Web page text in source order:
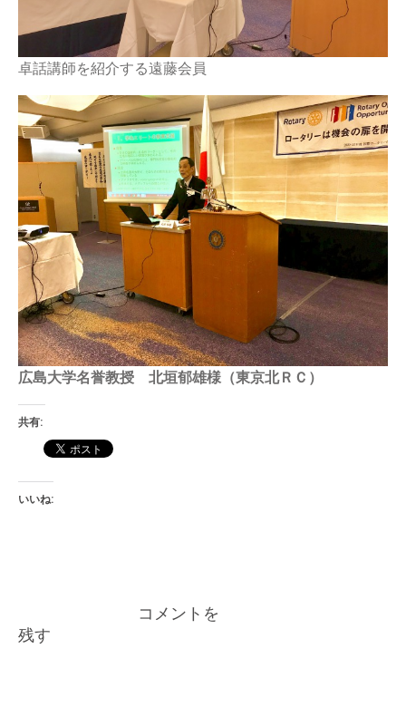
卓話講師を紹介する遠藤会員
広島大学名誉教授 北垣郁雄様（東京北ＲＣ）
共有:
いいね:
稿
コメントを
残す